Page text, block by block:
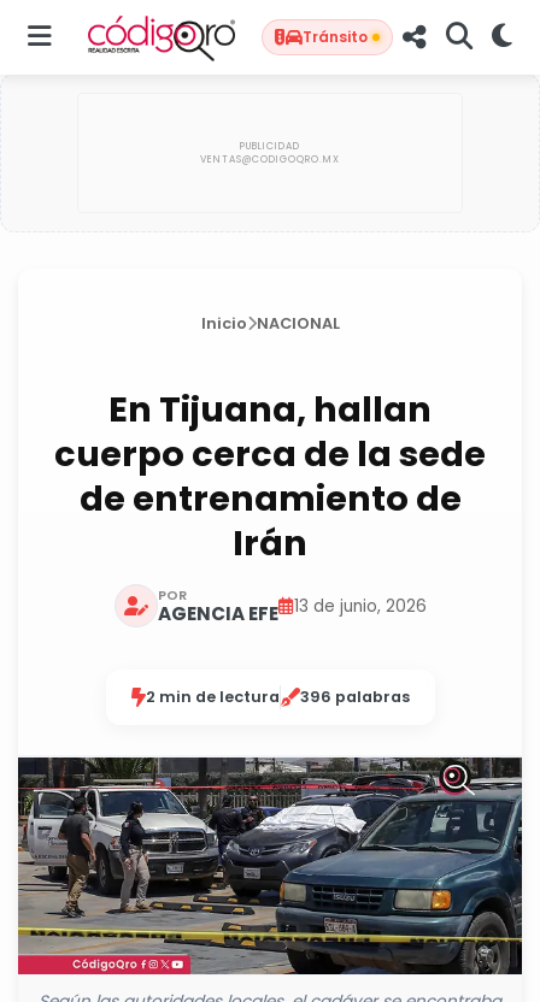
Tránsito
Inicio NACIONAL
En Tijuana, hallan
cuerpo cerca de la sede
de entrenamiento de
Irán
POR
AGENCIA EFE 13 de junio, 2026
2 min de lectura 396 palabras